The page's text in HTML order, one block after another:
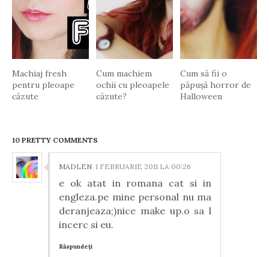
Machiaj fresh
pentru pleoape
căzute
Cum machiem
ochii cu pleoapele
căzute?
Cum să fii o
păpușă horror de
Halloween
10 PRETTY COMMENTS
MADLEN 1 FEBRUARIE 2011 LA 00:26
e ok atat in romana cat si in
engleza.pe mine personal nu ma
deranjeaza;)nice make up.o sa l
incerc si eu.
Răspundeți